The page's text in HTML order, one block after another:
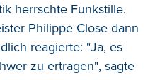
herrschte Funkstille.
Philippe Close dann
reagierte: "Ja, es
zu ertragen", sagte